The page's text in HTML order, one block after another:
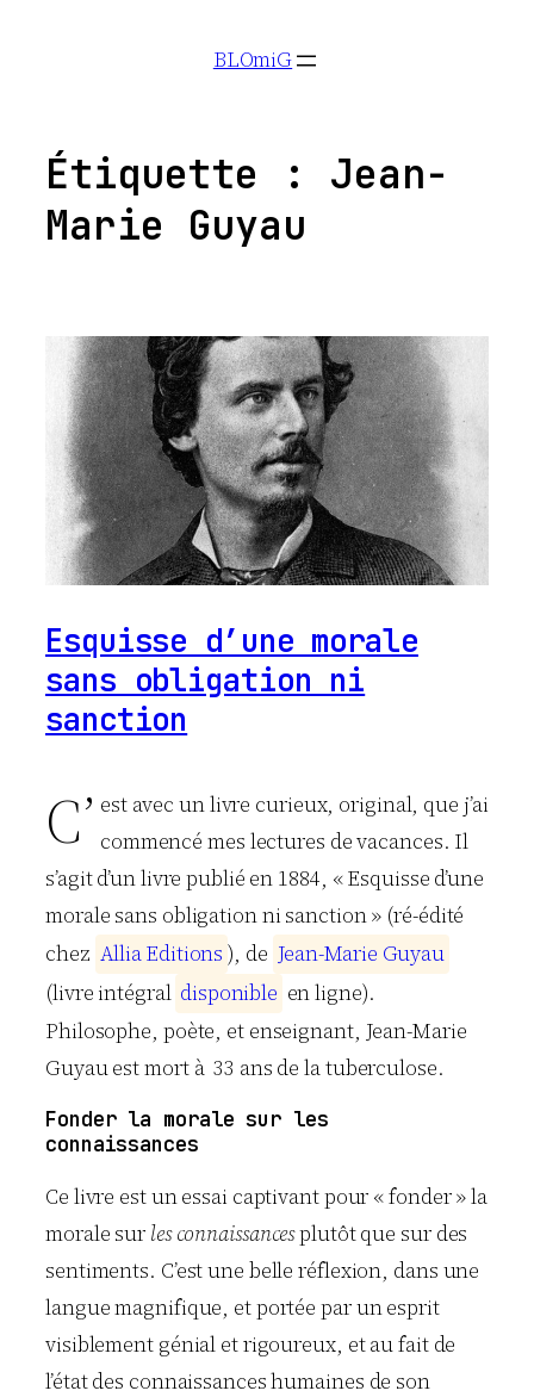
BLOmiG
Étiquette : Jean-
Marie Guyau
Esquisse d’une morale
sans obligation ni
sanction
C’ est avec un livre curieux, original, que j’ai
commencé mes lectures de vacances. Il
s’agit d’un livre publié en 1884, « Esquisse d’une
morale sans obligation ni sanction » (ré-édité
chez AlliaEditions ), de Jean-Marie Guyau
(livre intégral disponible en ligne).
Philosophe, poète, et enseignant, Jean-Marie
Guyau est mort à 33 ans de la tuberculose.
Fonder la morale sur les
connaissances
Ce livre est un essai captivant pour « fonder » la
morale sur les connaissancesplutôt que sur des
sentiments. C’est une belle réflexion, dans une
langue magnifique, et portée par un esprit
visiblement génial et rigoureux, et au fait de
l’état des connaissances humaines de son